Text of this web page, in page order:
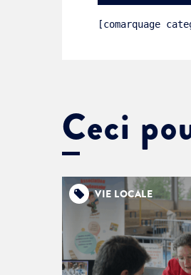
[comarquage
Ceci
VIE LOCALE